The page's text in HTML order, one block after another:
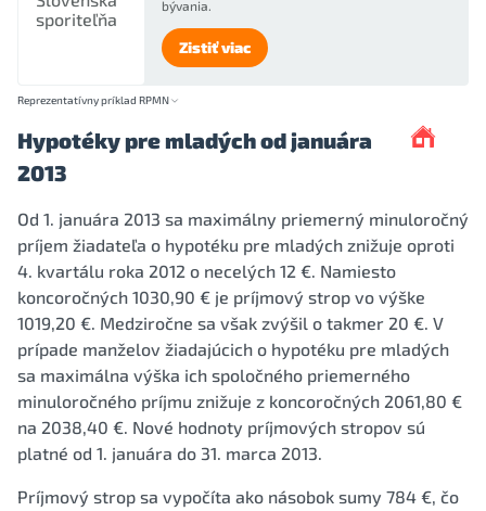
bývania.
Zistiť viac
Reprezentatívny príklad RPMN
Hypotéky pre mladých od januára
2013
Od 1. januára 2013 sa maximálny priemerný minuloročný
príjem žiadateľa o hypotéku pre mladých znižuje oproti
4. kvartálu roka 2012 o necelých 12 €. Namiesto
koncoročných 1030,90 € je príjmový strop vo výške
1019,20 €. Medziročne sa však zvýšil o takmer 20 €. V
prípade manželov žiadajúcich o hypotéku pre mladých
sa maximálna výška ich spoločného priemerného
minuloročného príjmu znižuje z koncoročných 2061,80 €
na 2038,40 €. Nové hodnoty príjmových stropov sú
platné od 1. januára do 31. marca 2013.
Príjmový strop sa vypočíta ako násobok sumy 784 €, čo